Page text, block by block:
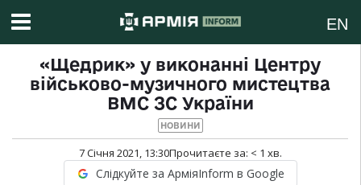
EN
«Щедрик» у виконанні Центру
військово-музичного мистецтва
ВМС ЗС України
НОВИНИ
7 Січня 2021, 13:30Прочитаєте за: < 1 хв.
Слідкуйте за АрміяInform в Google